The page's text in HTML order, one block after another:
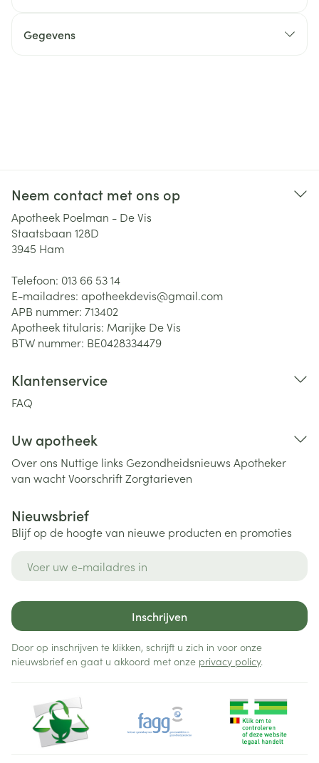
Gegevens
Neem contact met ons op
Apotheek Poelman - De Vis
Staatsbaan 128D
3945 Ham
Telefoon: 013 66 53 14
E-mailadres: apotheekdevis@gmail.com
APB nummer: 713402
Apotheek titularis: Marijke De Vis
BTW nummer: BE0428334479
Klantenservice
FAQ
Uw apotheek
Over ons Nuttige links Gezondheidsnieuws Apotheker
van wachtVoorschriftZorgtarieven
Nieuwsbrief
Blijf op de hoogte van nieuwe producten en promoties
Inschrijven
Door op inschrijven te klikken, schrijft u zich in voor onze
nieuwsbrief en gaat u akkoord met onze privacy policy.